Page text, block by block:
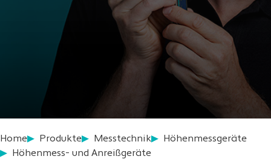
Home Produkte Messtechnik
Höhenmessgeräte
Höhenmess- und Anreißgeräte